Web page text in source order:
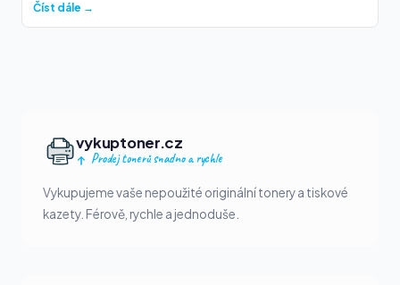
Číst dále →
vykuptoner.cz
Prodej tonerů snadno a rychle
Vykupujeme vaše nepoužité originální tonery a tiskové
kazety. Férově, rychle a jednoduše.